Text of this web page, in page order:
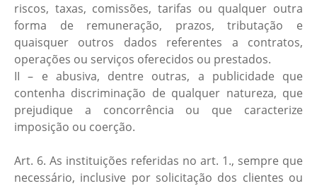
riscos, taxas, comissões, tarifas ou qualquer outra
forma de remuneração, prazos, tributação e
quaisquer outros dados referentes a contratos,
operações ou serviços oferecidos ou prestados.
II – e abusiva, dentre outras, a publicidade que
contenha discriminação de qualquer natureza, que
prejudique a concorrência ou que caracterize
imposição ou coerção.
Art. 6. As instituições referidas no art. 1., sempre que
necessário, inclusive por solicitação dos clientes ou